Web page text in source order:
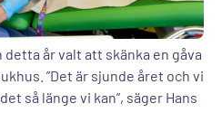
år valt att skänka en gåva
”Det är sjunde året och vi
så länge vi kan”, säger Hans